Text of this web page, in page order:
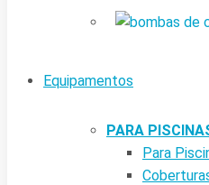
Equipamentos
PARA
Para